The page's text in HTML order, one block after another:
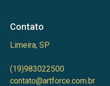
Contato
Limeira, SP
(19)983022500
contato@artforce.com.br